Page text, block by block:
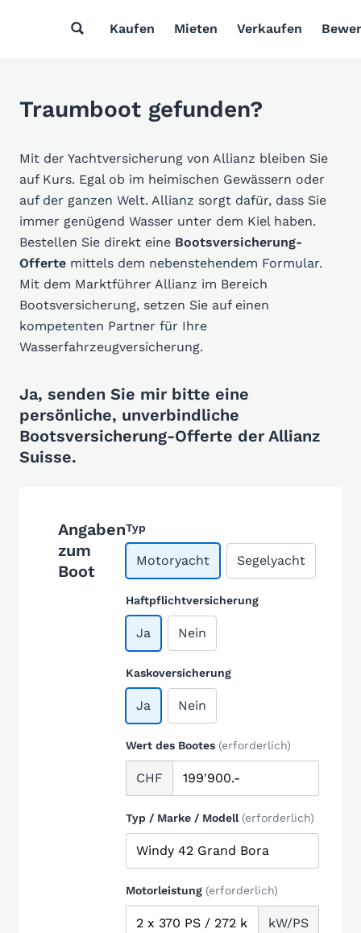
Kaufen Mieten Verkaufen
Traumboot gefunden?
Mit der Yachtversicherung von Allianz bleiben Sie
auf Kurs. Egal ob im heimischen Gewässern oder
auf der ganzen Welt. Allianz sorgt dafür, dass Sie
immer genügend Wasser unter dem Kiel haben.
Bestellen Sie direkt eine Bootsversicherung-
Offerte mittels dem nebenstehendem Formular.
Mit dem Marktführer Allianz im Bereich
Bootsversicherung, setzen Sie auf einen
kompetenten Partner für Ihre
Wasserfahrzeugversicherung.
Ja, senden Sie mir bitte eine
persönliche, unverbindliche
Bootsversicherung-Offerte der Allianz
Suisse.
Angaben
zum
Boot
Typ
Motoryacht Segelyacht
Haftpflichtversicherung
Ja Nein
Kaskoversicherung
Ja Nein
Wert des Bootes (erforderlich)
CHF
Typ / Marke / Modell (erforderlich)
Motorleistung (erforderlich)
kW/PS